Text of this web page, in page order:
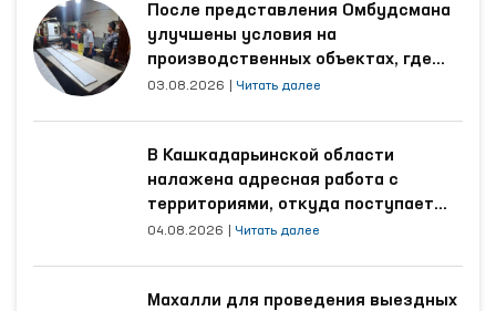
После представления Омбудсмана
улучшены условия на
производственных объектах, где
трудятся осуждённые
03.08.2026 Читать далее
В Кашкадарьинской области
налажена адресная работа с
территориями, откуда поступает
наибольшее количество обращений
04.08.2026 Читать далее
Махалли для проведения выездных